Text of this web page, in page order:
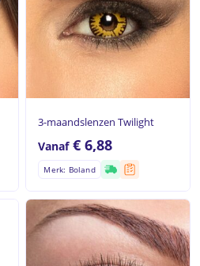
3-maandslenzen Twilight
Vanaf€6,88
Merk: Boland